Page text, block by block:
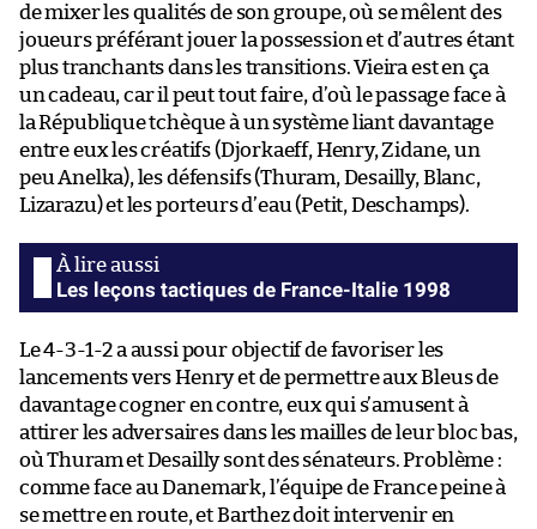
de mixer les qualités de son groupe, où se mêlent des
joueurs préférant jouer la possession et d’autres étant
plus tranchants dans les transitions. Vieira est en ça
un cadeau, car il peut tout faire, d’où le passage face à
la République tchèque à un système liant davantage
entre eux les créatifs (Djorkaeff, Henry, Zidane, un
peu Anelka), les défensifs (Thuram, Desailly, Blanc,
Lizarazu) et les porteurs d’eau (Petit, Deschamps).
Les leçons tactiques de France-Italie 1998
Le 4-3-1-2 a aussi pour objectif de favoriser les
lancements vers Henry et de permettre aux Bleus de
davantage cogner en contre, eux qui s’amusent à
attirer les adversaires dans les mailles de leur bloc bas,
où Thuram et Desailly sont des sénateurs. Problème :
comme face au Danemark, l’équipe de France peine à
se mettre en route, et Barthez doit intervenir en